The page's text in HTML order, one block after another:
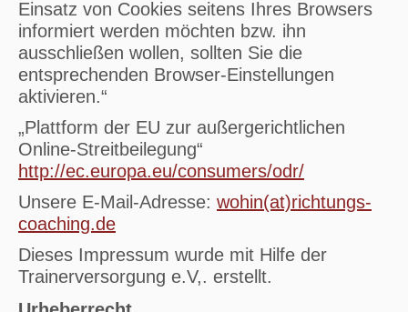
Einsatz von Cookies seitens Ihres Browsers
informiert werden möchten bzw. ihn
ausschließen wollen, sollten Sie die
entsprechenden Browser-Einstellungen
aktivieren.“
„Plattform der EU zur außergerichtlichen
Online-Streitbeilegung“
http://ec.europa.eu/consumers/odr/
Unsere E-Mail-Adresse: wohin(at)richtungs-
coaching.de
Dieses Impressum wurde mit Hilfe der
Trainerversorgung e.V,. erstellt.